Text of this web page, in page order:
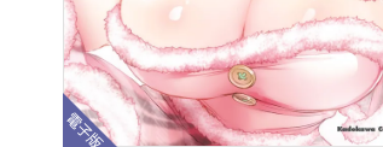
電子版